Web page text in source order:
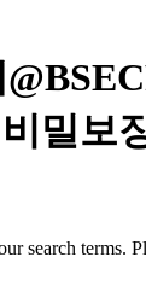
밀보
search terms.